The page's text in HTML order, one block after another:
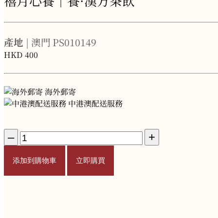
產地 | 澳門 PS010149
HKD 400
海外郵寄
中港澳配送服務
– +
添加到購物車 立即購買